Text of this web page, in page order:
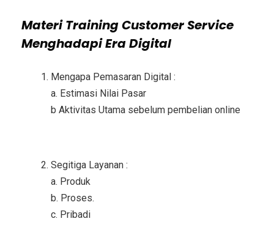
MateriTraining Customer Service
Menghadapi Era Digital
Mengapa Pemasaran Digital :
a. Estimasi Nilai Pasar
b Aktivitas Utama sebelum pembelian online
Segitiga Layanan :
a. Produk
b. Proses.
c. Pribadi